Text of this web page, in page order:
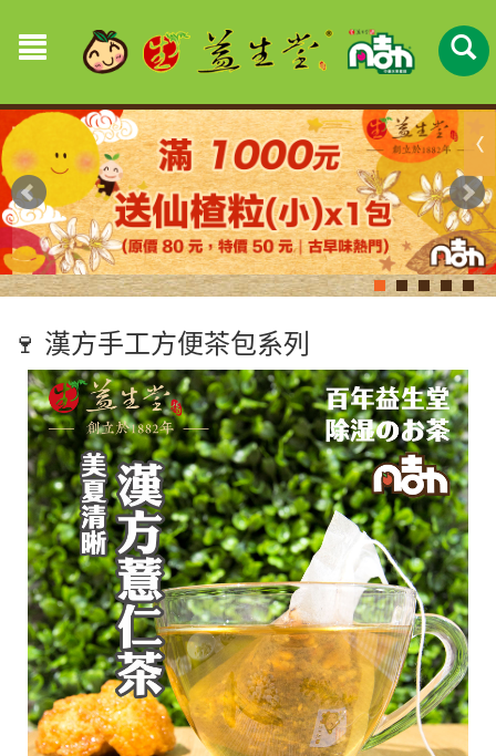
🍷 漢方手工方便茶包系列